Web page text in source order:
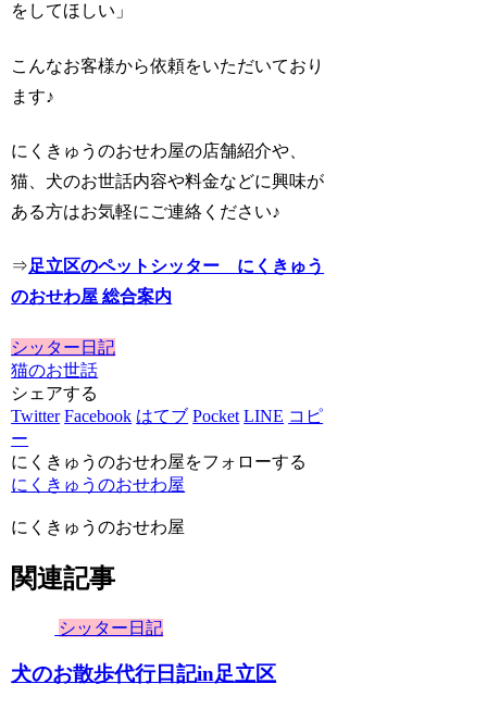
をしてほしい」
こんなお客様から依頼をいただいており
ます♪
にくきゅうのおせわ屋の店舗紹介や、
猫、犬のお世話内容や料金などに興味が
ある方はお気軽にご連絡ください♪
⇒足立区のペットシッター にくきゅう
のおせわ屋 総合案内
シッター日記
猫のお世話
シェアする
Twitter Facebook はてブ Pocket LINE コピ
ー
にくきゅうのおせわ屋をフォローする
にくきゅうのおせわ屋
にくきゅうのおせわ屋
関連記事
シッター日記
犬のお散歩代行日記in足立区